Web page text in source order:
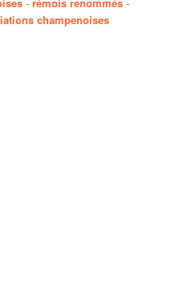
champenoises